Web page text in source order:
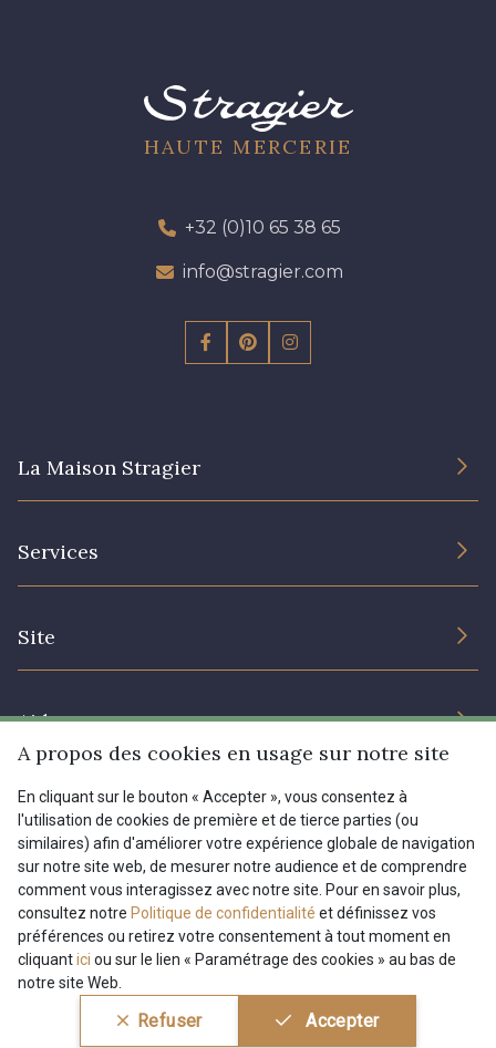
HAUTE MERCERIE
+32 (0)10 65 38 65
info@stragier.com
La Maison Stragier
Services
Site
Prix réduits
Magazine
Aide
Livraison : France, Belgique, International
Retours & réclamations
FAQ - Questions fréquentes
Modes de paiements
Menu
Tous nos tissus
Magazine
FR EN
Conditions générales de vente
Politique de confidentialité
BE 0772 618 163
A propos des cookies en usage sur notre site
En cliquant sur le bouton « Accepter », vous consentez à
l'utilisation de cookies de première et de tierce parties (ou
similaires) afin d'améliorer votre expérience globale de navigation
sur notre site web, de mesurer notre audience et de comprendre
comment vous interagissez avec notre site. Pour en savoir plus,
consultez notre Politique de confidentialité et définissez vos
préférences ou retirez votre consentement à tout moment en
cliquantici ou sur le lien « Paramétrage des cookies » au bas de
notre site Web.
Refuser Accepter